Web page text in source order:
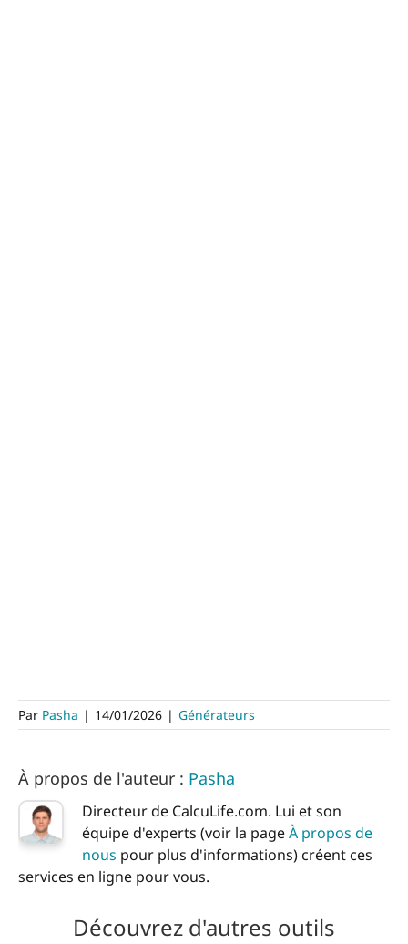
Par Pasha | 14/01/2026 | Générateurs
À propos de l'auteur : Pasha
Directeur de CalcuLife.com. Lui et son
équipe d'experts (voir la pageÀ propos de
nous pour plus d'informations) créent ces
services en ligne pour vous.
Découvrez d'autres outils